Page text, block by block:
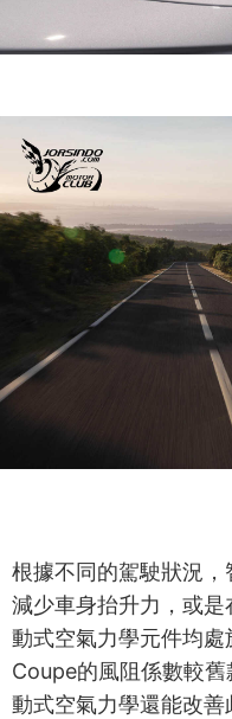
根據不同的駕駛狀況
減少車身抬升力，或
動式空氣力學元件均
Coupe的風阻係數較
動式空氣力學還能改善